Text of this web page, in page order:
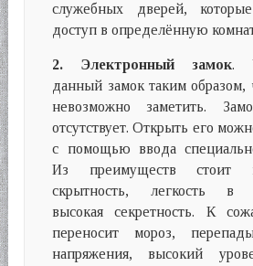
служебных дверей,
доступ в определённую
2. Электронный замок.
данный замок таким образом,
невозможно заметить.
отсутствует. Открыть его
c помощью ввода
Из преимуществ стоит
скрытность, легкость в
высокая секретность. К
переносит мороз,
напряжения, высокий